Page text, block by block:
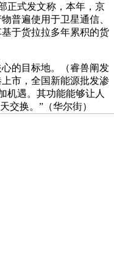
式发文称，本年，京
普遍使用于卫星通信、
于货拉拉多年累积的货
的目标地。（睿兽阐发
市，全国新能源批发渗
机遇。其功能能够让人
交换。”（华尔街）